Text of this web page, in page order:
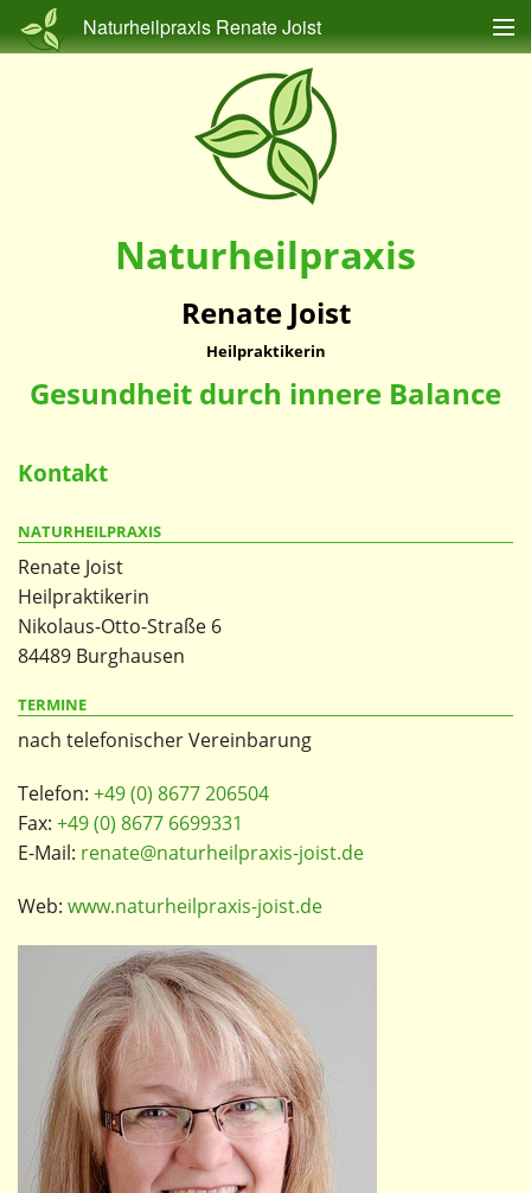
Naturheilpraxis Renate Joist
Behandlungsschwerpunkte
Naturheilpraxis
Renate Joist
Heilpraktikerin
Gesundheit durch innere Balance
Kontakt
NATURHEILPRAXIS
Renate Joist
Heilpraktikerin
Nikolaus-Otto-Straße 6
84489 Burghausen
TERMINE
nach telefonischer Vereinbarung
Telefon: +49 (0) 8677 206504
Fax: +49 (0) 8677 6699331
E-Mail: renate@naturheilpraxis-joist.de
Web: www.naturheilpraxis-joist.de